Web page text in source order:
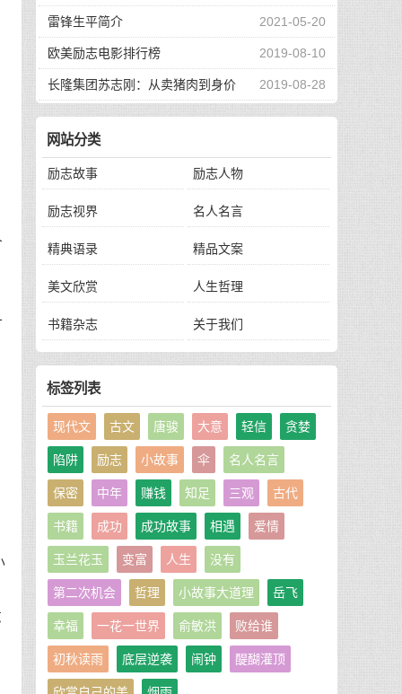
2021-05-20
雷锋生平简介
2019-08-10
欧美励志电影排行榜
2019-08-28
长隆集团苏志刚：从卖猪肉到身价
130亿，他的秘诀是？
网站分类
励志故事 励志人物
励志视界 名人名言
精典语录 精品文案
美文欣赏 人生哲理
书籍杂志 关于我们
标签列表
现代文 古文 唐骏 大意 轻信 贪婪
陷阱 励志 小故事 伞 名人名言
保密 中年 赚钱 知足 三观 古代
书籍 成功 成功故事 相遇 爱情
玉兰花玉 变富 人生 没有
第二次机会 哲理 小故事大道理 岳飞
幸福 一花一世界 俞敏洪 败给谁
初秋读雨 底层逆袭 闹钟 醍醐灌顶